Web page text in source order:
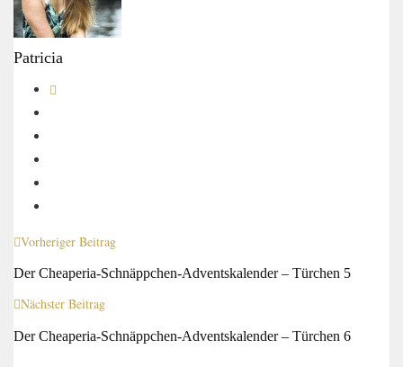
Patricia
Vorheriger Beitrag
Der Cheaperia-Schnäppchen-Adventskalender – Türchen 5
Nächster Beitrag
Der Cheaperia-Schnäppchen-Adventskalender – Türchen 6